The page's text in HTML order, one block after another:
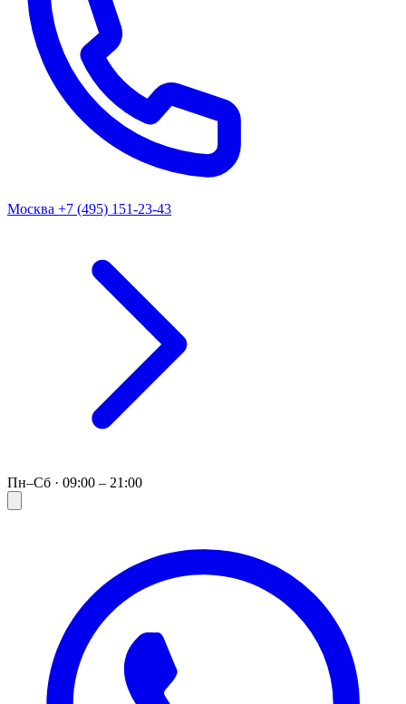
Москва +7 (495) 151-23-43
Пн–Сб · 09:00 – 21:00